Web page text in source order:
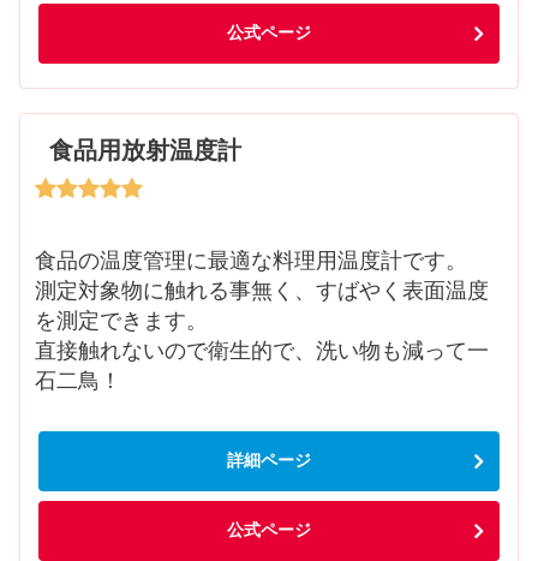
公式ページ
食品用放射温度計
食品の温度管理に最適な料理用温度計です。
測定対象物に触れる事無く、すばやく表面温度
を測定できます。
直接触れないので衛生的で、洗い物も減って一
石二鳥！
詳細ページ
公式ページ